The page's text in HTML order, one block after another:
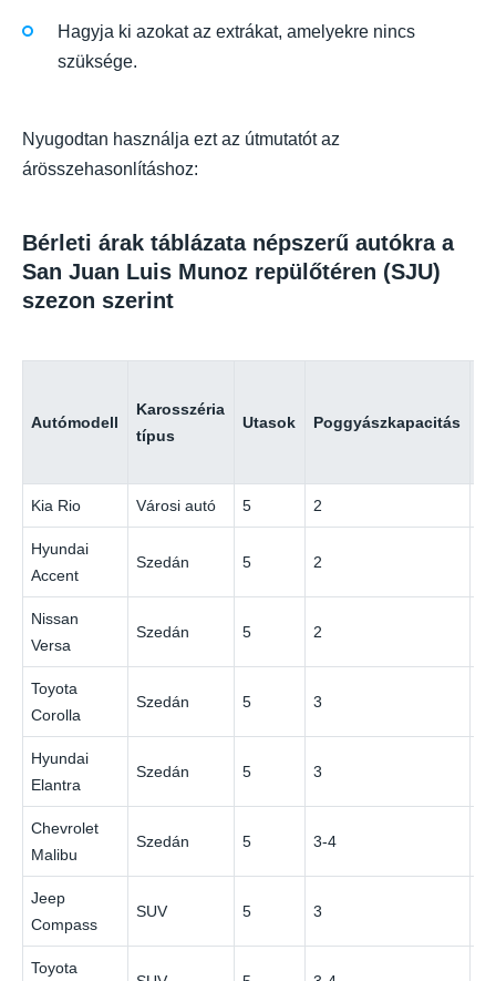
Hagyja ki azokat az extrákat, amelyekre nincs
szüksége.
Nyugodtan használja ezt az útmutatót az
árösszehasonlításhoz:
Bérleti árak táblázata népszerű autókra a
San Juan Luis Munoz repülőtéren (SJU)
szezon szerint
Autómodell
Karosszéria
típus
Utasok Poggyászkapacitás
Kia Rio Városi autó 5 2
Hyundai
Accent
Szedán 5 2
Nissan
Versa
Szedán 5 2
Toyota
Corolla
Szedán 5 3
Hyundai
Elantra
Szedán 5 3
Chevrolet
Malibu
Szedán 5 3-4
Jeep
Compass
SUV 5 3
Toyota